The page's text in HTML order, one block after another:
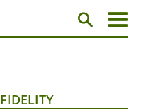
FIDELITY